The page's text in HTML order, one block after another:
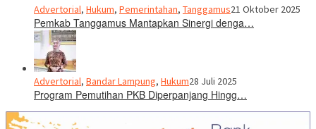
Advertorial, Hukum, Pemerintahan, Tanggamus21 Oktober 2025
Pemkab Tanggamus Mantapkan Sinergi denga…
Advertorial, Bandar Lampung, Hukum28 Juli 2025
Program Pemutihan PKB Diperpanjang Hingg…